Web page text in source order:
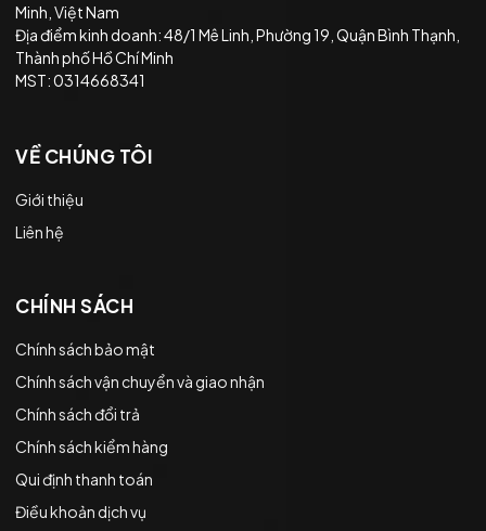
Minh, Việt Nam
Địa điểm kinh doanh: 48/1 Mê Linh, Phường 19, Quận Bình Thạnh,
Thành phố Hồ Chí Minh
MST: 0314668341
VỀ CHÚNG TÔI
Giới thiệu
Liên hệ
CHÍNH SÁCH
Chính sách bảo mật
Chính sách vận chuyển và giao nhận
Chính sách đổi trả
Chính sách kiểm hàng
Qui định thanh toán
Điều khoản dịch vụ